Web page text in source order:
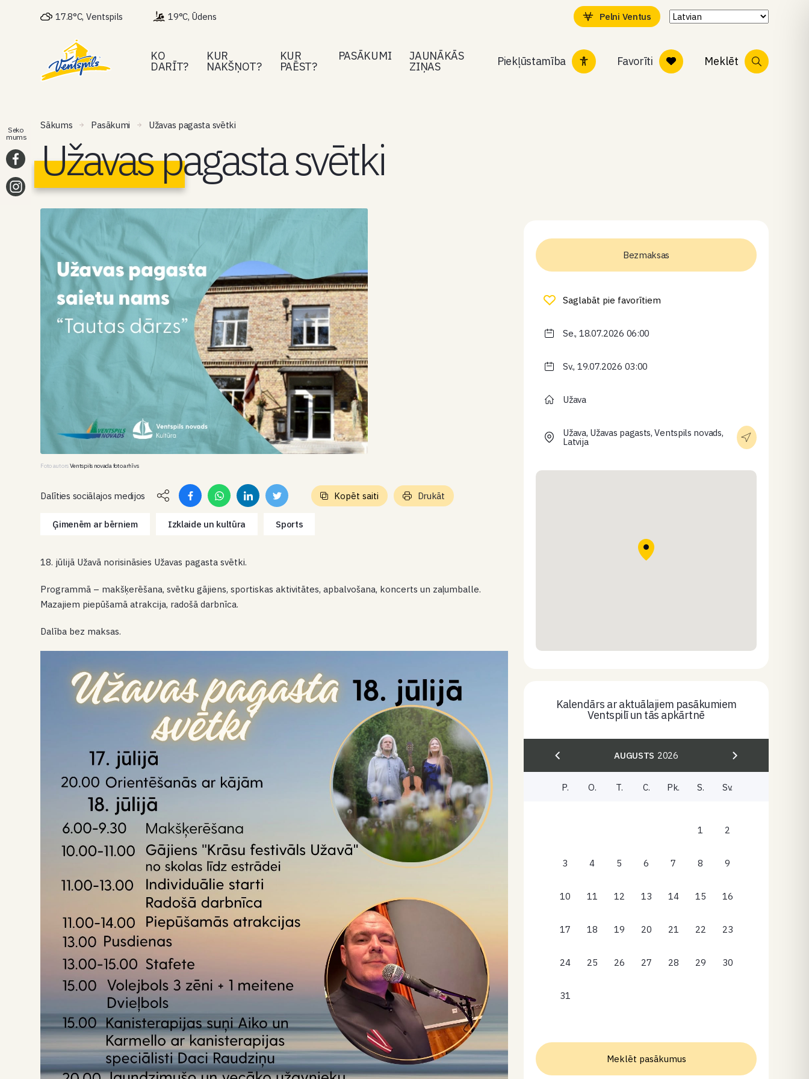
17.8°C, Ventspils 19°C, Ūdens Pelni Ventus
KO
DARĪT?
KUR
NAKŠŅOT?
KUR
PAĒST?
PASĀKUMI JAUNĀKĀS
ZIŅAS Piekļūstamība Favorīti Meklēt
Sākums Pasākumi Užavas pagasta svētki
Užavas pagasta svētki
Foto autorsVentspils novada foto arhīvs
Dalīties sociālajos medijos Kopēt saiti Drukāt
Ģimenēm ar bērniem Izklaide un kultūra Sports
18. jūlijā Užavā norisināsies Užavas pagasta svētki.
Programmā – makšķerēšana, svētku gājiens, sportiskas aktivitātes, apbalvošana, koncerts un zaļumballe.
Mazajiem piepūšamā atrakcija, radošā darbnīca.
Dalība bez maksas.
Bezmaksas
Saglabāt pie favorītiem
Se., 18.07.2026 06:00
Sv., 19.07.2026 03:00
Užava
Užava, Užavas pagasts, Ventspils novads,
Latvija
Kalendārs ar aktuālajiem pasākumiem
Ventspilī un tās apkārtnē
AUGUSTS 2026
P. O. T. C. Pk. S. Sv.
1 2
3 4 5 6 7 8 9
10 11 12 13 14 15 16
17 18 19 20 21 22 23
24 25 26 27 28 29 30
31
Meklēt pasākumus
Seko
mums